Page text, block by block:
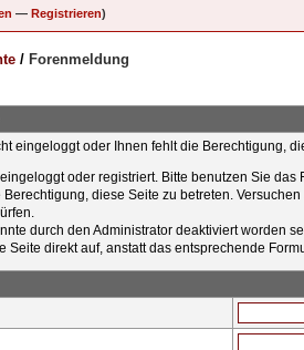
— Registrieren)
/ Forenmeldung
eingeloggt oder Ihnen fehlt die Berechtigung,
oder registriert. Bitte benutzen Sie
Berechtigung, diese Seite zu betreten.
durch den Administrator deaktiviert worden
Seite direkt auf, anstatt das entsprechende